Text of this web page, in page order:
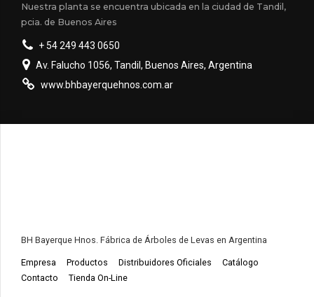
Nuestra planta se encuentra ubicada en la ciudad de Tandil,
pcia. de Buenos Aires
+ 54 249 443 0650
Av. Falucho 1056, Tandil, Buenos Aires, Argentina
www.bhbayerquehnos.com.ar
BH Bayerque Hnos. Fábrica de Árboles de Levas en Argentina
Empresa Productos Distribuidores Oficiales
Catálogo
Contacto
Tienda On-Line